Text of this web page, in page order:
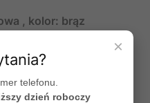
, kolor: brąz
nr kat: ad5110br
×
telefonu.
dzień roboczy